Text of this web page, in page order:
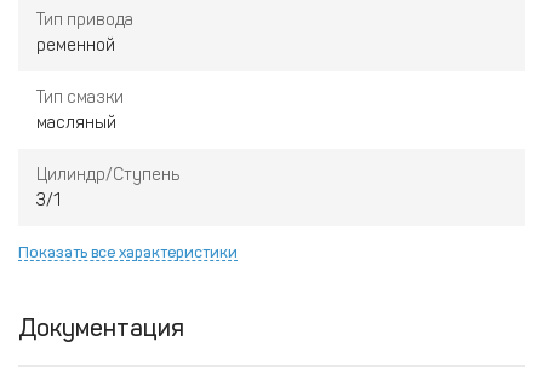
Тип привода
ременной
Тип смазки
масляный
Цилиндр/Ступень
3/1
Показать все характеристики
Документация